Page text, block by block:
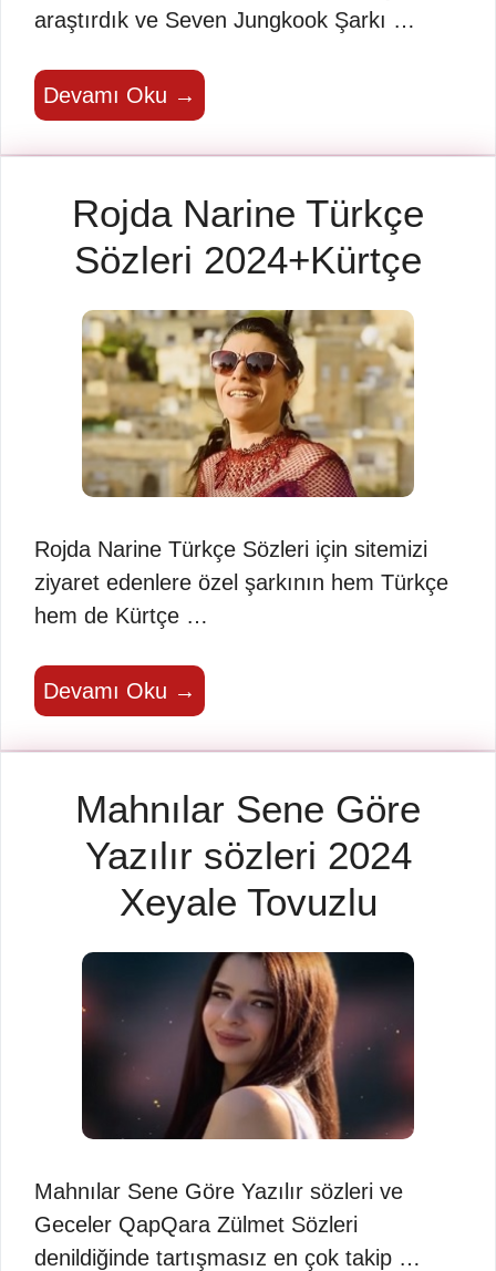
araştırdık ve Seven Jungkook Şarkı …
Devamı Oku →
Rojda Narine Türkçe
Sözleri 2024+Kürtçe
Rojda Narine Türkçe Sözleri için sitemizi
ziyaret edenlere özel şarkının hem Türkçe
hem de Kürtçe …
Devamı Oku →
Mahnılar Sene Göre
Yazılır sözleri 2024
Xeyale Tovuzlu
Mahnılar Sene Göre Yazılır sözleri ve
Geceler QapQara Zülmet Sözleri
denildiğinde tartışmasız en çok takip …